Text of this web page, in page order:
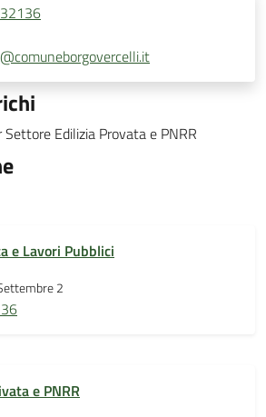
Edilizia Provata e PNRR
e Lavori Pubblici
2
e PNRR